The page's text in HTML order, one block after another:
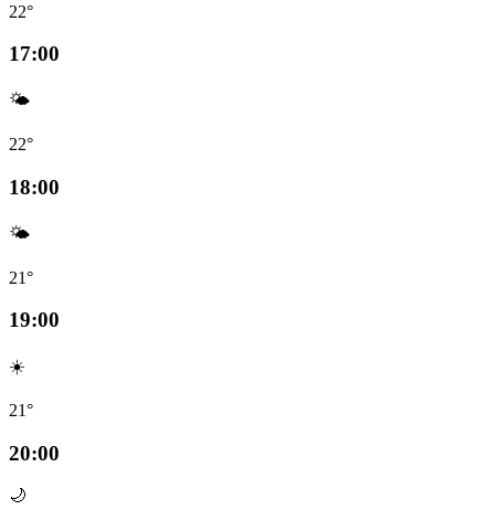
22°
17:00
🌤️
22°
18:00
🌤️
21°
19:00
☀️
21°
20:00
🌙